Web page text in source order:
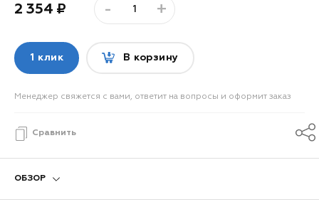
2 354 - +
1 клик В корзину
Менеджер свяжется с вами, ответит на вопросы и оформит заказ
Сравнить
ОБЗОР